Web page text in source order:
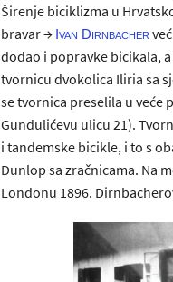
Širenje biciklizma u
bravar → Ivan Dirnbacher
dodao i popravke bicikala,
tvornicu dvokolica Iliria sa
se tvornica preselila u veće
Gundulićevu ulicu 21).
i tandemske bicikle, i to s
Dunlop sa zračnicama. Na
Londonu 1896.